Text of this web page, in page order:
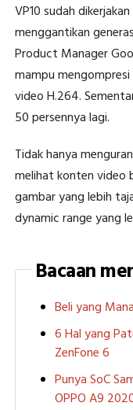
VP10 sudah
menggantikan
Product Manager
mampu
video H.264.
50 persennya lagi.
Tidak hanya
melihat konten video
gambar yang lebih
dynamic range yang
Bacaan
Beli yang
6 Hal yang
ZenFone 6
Punya SoC
OPPO A9